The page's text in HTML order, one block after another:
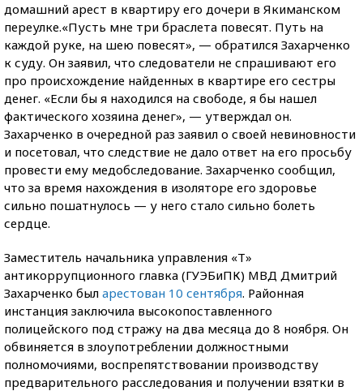
домашний арест в квартиру его дочери в Якиманском
переулке.«Пусть мне три браслета повесят. Путь на
каждой руке, на шею повесят», — обратился Захарченко
к суду. Он заявил, что следователи не спрашивают его
про происхождение найденных в квартире его сестры
денег. «Если бы я находился на свободе, я бы нашел
фактического хозяина денег», — утверждал он.
Захарченко в очередной раз заявил о своей невиновности
и посетовал, что следствие не дало ответ на его просьбу
провести ему медобследование. Захарченко сообщил,
что за время нахождения в изоляторе его здоровье
сильно пошатнулось — у него стало сильно болеть
сердце.
Заместитель начальника управления «Т»
антикоррупционного главка (ГУЭБиПК) МВД Дмитрий
Захарченко был арестован 10 сентября. Районная
инстанция заключила высокопоставленного
полицейского под стражу на два месяца до 8 ноября. Он
обвиняется в злоупотреблении должностными
полномочиями, воспрепятствовании производству
предварительного расследования и получении взятки в